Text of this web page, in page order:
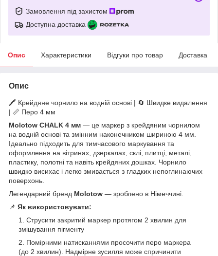
Замовлення під захистом
Доступна доставка
Опис Характеристики Відгуки про товар Доставка
Опис
🖍️ Крейдяне чорнило на водній основі | 🔄 Швидке видалення
| 📏 Перо 4 мм
Molotow CHALK 4 мм — це маркер з крейдяним чорнилом
на водній основі та змінним наконечником шириною 4 мм.
Ідеально підходить для тимчасового маркування та
оформлення на вітринах, дзеркалах, склі, плитці, металі,
пластику, полотні та навіть крейдяних дошках. Чорнило
швидко висихає і легко змивається з гладких непоглинаючих
поверхонь.
Легендарний бренд Molotow — зроблено в Німеччині.
📌 Як використовувати:
Струсити закритий маркер протягом 2 хвилин для
змішування пігменту
Помірними натисканнями просочити перо маркера
(до 2 хвилин). Надмірне зусилля може спричинити